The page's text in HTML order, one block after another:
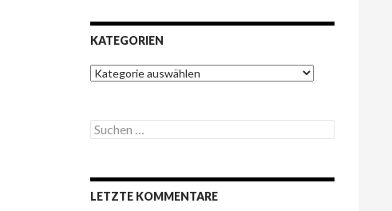
KATEGORIEN
K
a
g
o
n
S
u
e
n
LETZTE KOMMENTARE